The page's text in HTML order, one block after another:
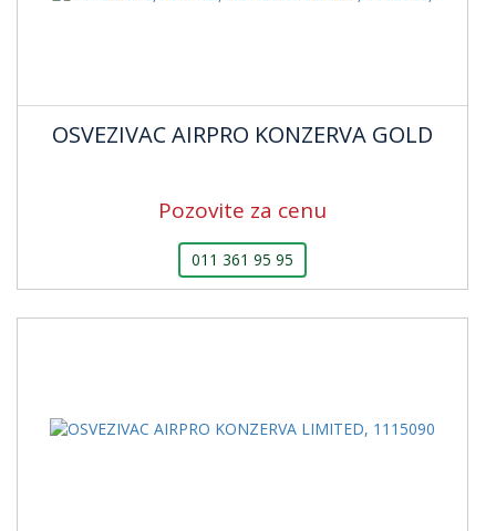
OSVEZIVAC AIRPRO KONZERVA GOLD
Pozovite za cenu
011 361 95 95